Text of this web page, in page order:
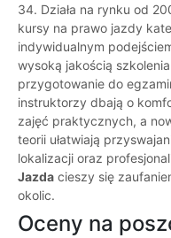
34. Działa na rynku od
kursy na prawo jazdy
indywidualnym
wysoką jakością
przygotowanie do
instruktorzy dbają o
zajęć praktycznych, a
teorii ułatwiają
lokalizacji oraz
Jazda cieszy się
okolic.
Oceny na